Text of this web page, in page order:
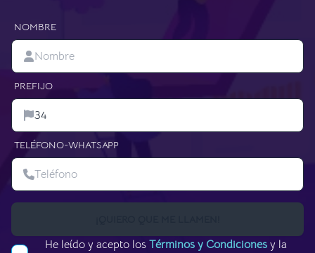
NOMBRE
PREFIJO
TELÉFONO-WHATSAPP
He leído y acepto los Términos y Condiciones y la